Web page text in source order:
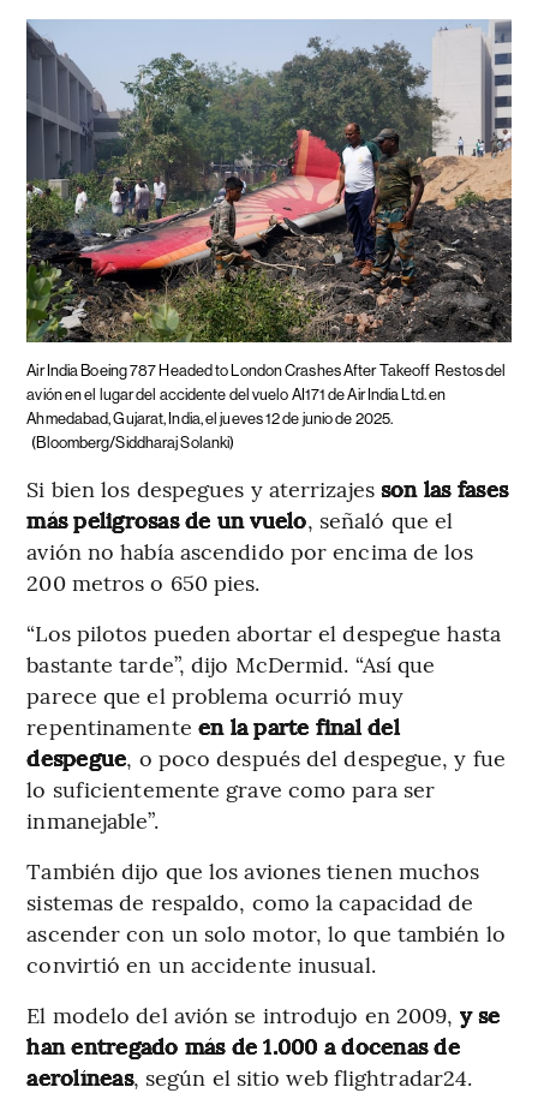
Air India Boeing 787 Headed to London Crashes After Takeoff Restos del
avión en el lugar del accidente del vuelo AI171 de Air India Ltd. en
Ahmedabad, Gujarat, India, el jueves 12 de junio de 2025.
(Bloomberg/Siddharaj Solanki)
Si bien los despegues y aterrizajes son las fases
más peligrosas de un vuelo, señaló que el
avión no había ascendido por encima de los
200 metros o 650 pies.
“Los pilotos pueden abortar el despegue hasta
bastante tarde”, dijo McDermid. “Así que
parece que el problema ocurrió muy
repentinamente en la parte final del
despegue, o poco después del despegue, y fue
lo suficientemente grave como para ser
inmanejable”.
También dijo que los aviones tienen muchos
sistemas de respaldo, como la capacidad de
ascender con un solo motor, lo que también lo
convirtió en un accidente inusual.
El modelo del avión se introdujo en 2009, y se
han entregado más de 1.000 a docenas de
aerolíneas, según el sitio web flightradar24.